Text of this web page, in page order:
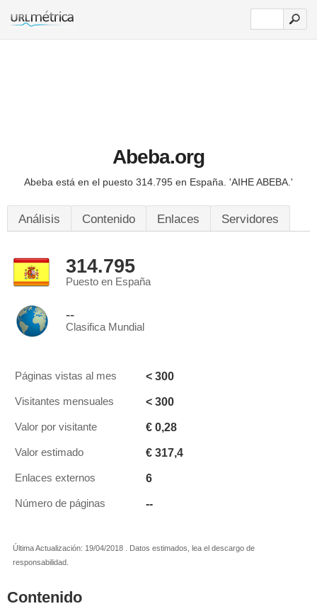
Abeba.org
Abeba está en el puesto 314.795 en España. 'AIHE ABEBA.'
Análisis Contenido Enlaces Servidores
314.795
Puesto en España
--
Clasifica Mundial
Páginas vistas al mes < 300
Visitantes mensuales < 300
Valor por visitante € 0,28
Valor estimado € 317,4
Enlaces externos 6
Número de páginas --
Última Actualización: 19/04/2018 . Datos estimados, lea el descargo de
responsabilidad.
Contenido